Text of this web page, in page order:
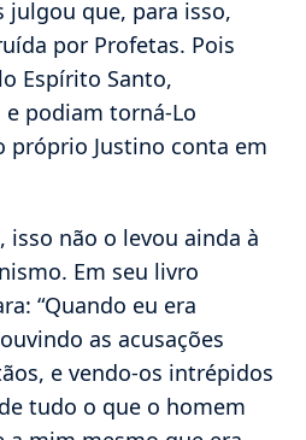
julgou que, para isso,
por Profetas. Pois
Espírito Santo,
e podiam torná-Lo
próprio Justino conta em
não o levou ainda à
Em seu livro
“Quando eu era
as acusações
e vendo-os intrépidos
tudo o que o homem